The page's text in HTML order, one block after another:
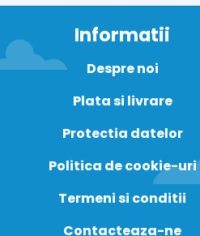
Informatii
Despre noi
Plata si livrare
Protectia datelor
Politica de cookie-uri
Termeni si conditii
Contacteaza-ne